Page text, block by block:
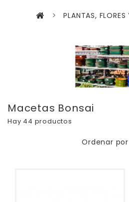
> PLANTAS, FLORES
Macetas Bonsai
Hay 44 productos
Ordenar por